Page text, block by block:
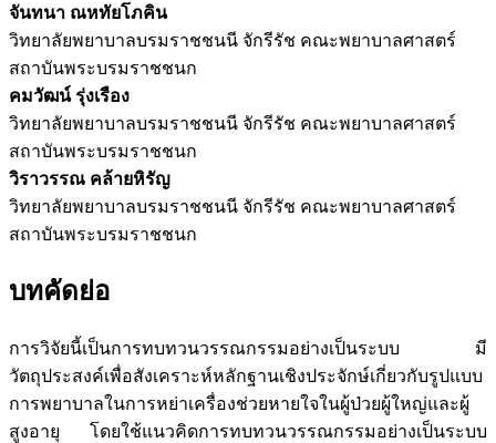
จันทนา ณหทัยโภคิน
วิทยาลัยพยาบาลบรมราชชนนี จักรีรัช คณะพยาบาลศาสตร์
สถาบันพระบรมราชชนก
คมวัฒน์ รุ่งเรือง
วิทยาลัยพยาบาลบรมราชชนนี จักรีรัช คณะพยาบาลศาสตร์
สถาบันพระบรมราชชนก
วิราวรรณ คล้ายหิรัญ
วิทยาลัยพยาบาลบรมราชชนนี จักรีรัช คณะพยาบาลศาสตร์
สถาบันพระบรมราชชนก
บทคัดย่อ
การวิจัยนี้เป็นการทบทวนวรรณกรรมอย่างเป็นระบบ มี
วัตถุประสงค์เพื่อสังเคราะห์หลักฐานเชิงประจักษ์เกี่ยวกับรูปแบบ
การพยาบาลในการหย่าเครื่องช่วยหายใจในผู้ป่วยผู้ใหญ่และผู้
สูงอายุ โดยใช้แนวคิดการทบทวนวรรณกรรมอย่างเป็นระบบ